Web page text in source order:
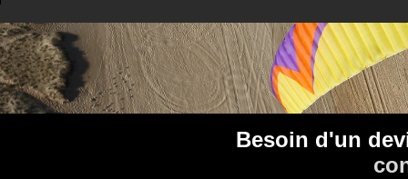
Besoin d'un